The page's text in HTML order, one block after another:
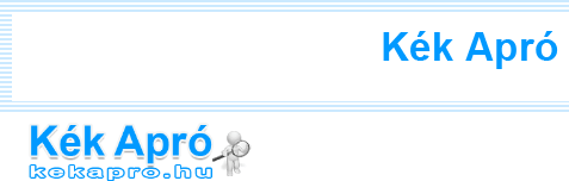
+
Hirdetés
feladása